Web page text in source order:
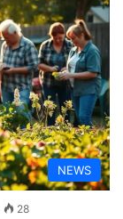
NEWS
28